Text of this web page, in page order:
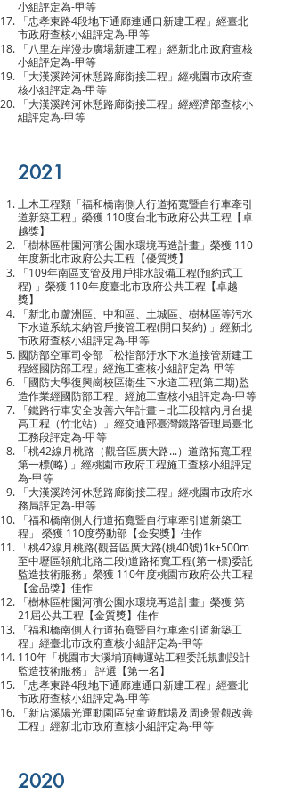
小組評定為-甲等
「忠孝東路4段地下通廊連通口新建工程」經臺北
市政府查核小組評定為-甲等
「八里左岸漫步廣場新建工程」經新北市政府查核
小組評定為-甲等
「大漢溪跨河休憩路廊銜接工程」經桃園市政府查
核小組評定為-甲等
「大漢溪跨河休憩路廊銜接工程」經經濟部查核小
組評定為-甲等
2021
土木工程類「福和橋南側人行道拓寬暨自行車牽引
道新築工程」榮獲 110度台北市政府公共工程【卓
越獎】
「樹林區柑園河濱公園水環境再造計畫」榮獲 110
年度新北市政府公共工程【優質獎】
「109年南區支管及用戶排水設備工程(預約式工
程) 」榮獲 110年度臺北市政府公共工程【卓越
獎】
「新北市蘆洲區、中和區、土城區、樹林區等污水
下水道系統未納管戶接管工程(開口契約) 」經新北
市政府查核小組評定為-甲等
國防部空軍司令部「松指部汙水下水道接管新建工
程經國防部工程」經施工查核小組評定為-甲等
「國防大學復興崗校區衛生下水道工程(第二期)監
造作業經國防部工程」經施工查核小組評定為-甲等
「鐵路行車安全改善六年計畫－北工段轄內月台提
高工程（竹北站）」經交通部臺灣鐵路管理局臺北
工務段評定為-甲等
「桃42線月桃路（觀音區廣大路...）道路拓寬工程
第一標(略) 」經桃園市政府工程施工查核小組評定
為-甲等
「大漢溪跨河休憩路廊銜接工程」經桃園市政府水
務局評定為-甲等
「福和橋南側人行道拓寬暨自行車牽引道新築工
程」 榮獲 110度勞動部【金安獎】佳作
「桃42線月桃路(觀音區廣大路(桃40號)1k+500m
至中壢區領航北路二段)道路拓寬工程(第一標)委託
監造技術服務」榮獲 110年度桃園市政府公共工程
【金品獎】佳作
「樹林區柑園河濱公園水環境再造計畫」榮獲 第
21屆公共工程【金質獎】佳作
「福和橋南側人行道拓寬暨自行車牽引道新築工
程」經臺北市政府查核小組評定為-甲等
110年「桃園市大溪埔頂轉運站工程委託規劃設計
監造技術服務」 評選【第一名】
「忠孝東路4段地下通廊連通口新建工程」經臺北
市政府查核小組評定為-甲等
「新店溪陽光運動園區兒童遊戲場及周邊景觀改善
工程」經新北市政府查核小組評定為-甲等
2020